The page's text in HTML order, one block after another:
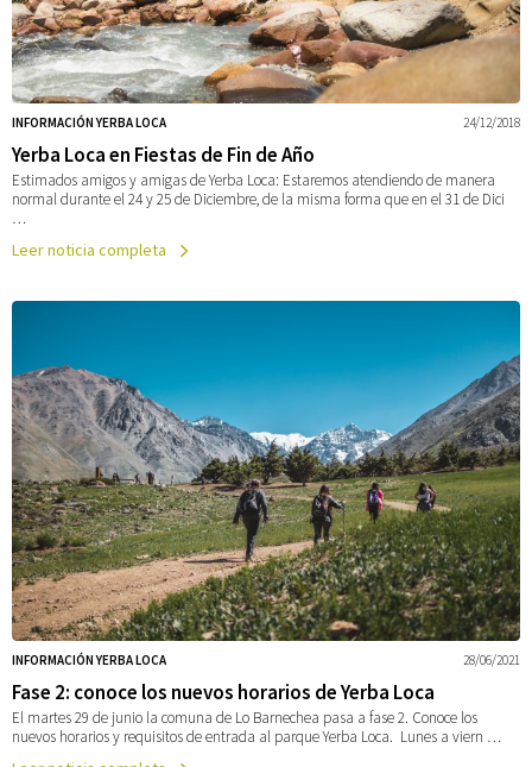
24/12/2018
INFORMACIÓN YERBA LOCA
Yerba Loca en Fiestas de Fin de Año
Estimados amigos y amigas de Yerba Loca: Estaremos atendiendo de manera
normal durante el 24 y 25 de Diciembre, de la misma forma que en el 31 de Dici
…
Leer noticia completa
28/06/2021
INFORMACIÓN YERBA LOCA
Fase 2: conoce los nuevos horarios de Yerba Loca
El martes 29 de junio la comuna de Lo Barnechea pasa a fase 2. Conoce los
nuevos horarios y requisitos de entrada al parque Yerba Loca. Lunes a viern …